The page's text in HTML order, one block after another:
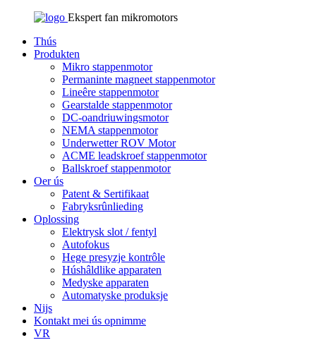
Ekspert fan mikromotors
Thús
Produkten
Mikro stappenmotor
Permaninte magneet stappenmotor
Lineêre stappenmotor
Gearstalde stappenmotor
DC-oandriuwingsmotor
NEMA stappenmotor
Underwetter ROV Motor
ACME leadskroef stappenmotor
Ballskroef stappenmotor
Oer ús
Patent & Sertifikaat
Fabryksrûnlieding
Oplossing
Elektrysk slot / fentyl
Autofokus
Hege presyzje kontrôle
Húshâldlike apparaten
Medyske apparaten
Automatyske produksje
Nijs
Kontakt mei ús opnimme
VR